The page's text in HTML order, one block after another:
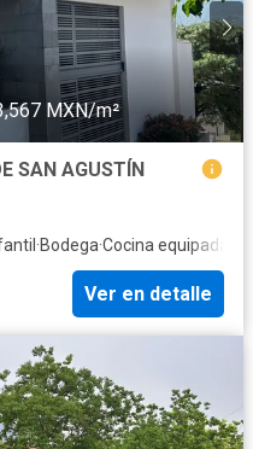
MXN/m²
SAN AGUSTÍN
·Bodega·Cocina equipada
Ver en detalle